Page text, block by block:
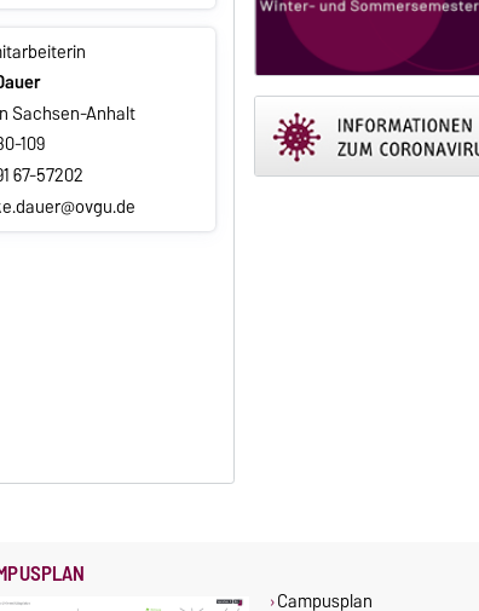
Sachsen-Anhalt
109
67-57202
Campusplan